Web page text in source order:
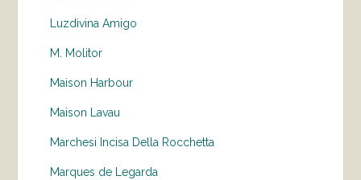
Luzdivina Amigo
M. Molitor
Maison Harbour
Maison Lavau
Marchesi Incisa Della Rocchetta
Marques de Legarda